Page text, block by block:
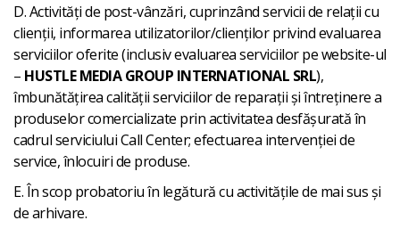
D. Activități de post-vânzări, cuprinzând servicii de relații cu
clienții, informarea utilizatorilor/clienților privind evaluarea
serviciilor oferite (inclusiv evaluarea serviciilor pe website-ul
– HUSTLE MEDIA GROUP INTERNATIONAL SRL),
îmbunătățirea calității serviciilor de reparații și întreținere a
produselor comercializate prin activitatea desfășurată în
cadrul serviciului Call Center; efectuarea intervenției de
service, înlocuiri de produse.
E. În scop probatoriu în legătură cu activitățile de mai sus și
de arhivare.